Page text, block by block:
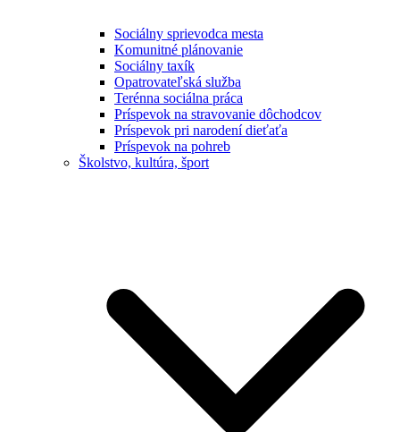
Sociálny sprievodca mesta
Komunitné plánovanie
Sociálny taxík
Opatrovateľská služba
Terénna sociálna práca
Príspevok na stravovanie dôchodcov
Príspevok pri narodení dieťaťa
Príspevok na pohreb
Školstvo, kultúra, šport